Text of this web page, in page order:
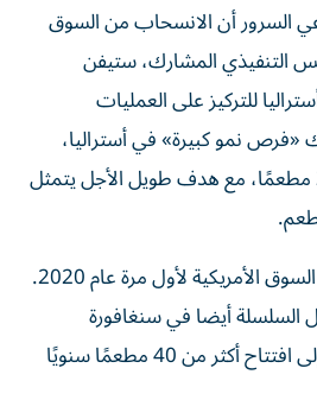
السرور أن الانسحاب من السوق
التنفيذي المشارك، ستيفن
للتركيز على العمليات
«فرص نمو كبيرة» في أستراليا،
حيث تمتلك الشركة 237 مطعمًا، مع هدف طويل الأجل يتمثل
دخلت غوزمان إي غوميز السوق الأمريكية لأول مرة عام 2020.
السلسلة أيضا في سنغافورة
واليابان. وتهدف الشركة إلى افتتاح أكثر من 40 مطعمًا سنويًا